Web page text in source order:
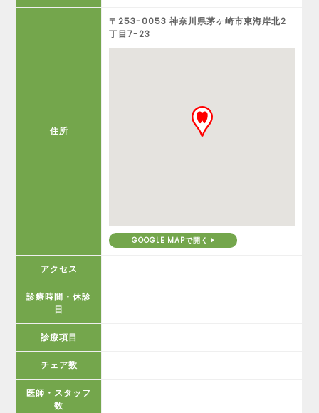
住所
〒253-0053 神奈川県茅ヶ崎市東海岸北2
丁目7-23
GOOGLE MAPで開く
アクセス
診療時間・休診
日
診療項目
チェア数
医師・スタッフ
数